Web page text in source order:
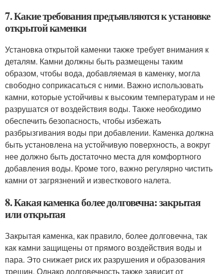
7. Какие требования предъявляются к установке
открытой каменки
Установка открытой каменки также требует внимания к
деталям. Камни должны быть размещены таким
образом, чтобы вода, добавляемая в каменку, могла
свободно соприкасаться с ними. Важно использовать
камни, которые устойчивы к высоким температурам и не
разрушатся от воздействия воды. Также необходимо
обеспечить безопасность, чтобы избежать
разбрызгивания воды при добавлении. Каменка должна
быть установлена на устойчивую поверхность, а вокруг
нее должно быть достаточно места для комфортного
добавления воды. Кроме того, важно регулярно чистить
камни от загрязнений и известкового налета.
8. Какая каменка более долговечна: закрытая
или открытая
Закрытая каменка, как правило, более долговечна, так
как камни защищены от прямого воздействия воды и
пара. Это снижает риск их разрушения и образования
трещин. Однако долговечность также зависит от